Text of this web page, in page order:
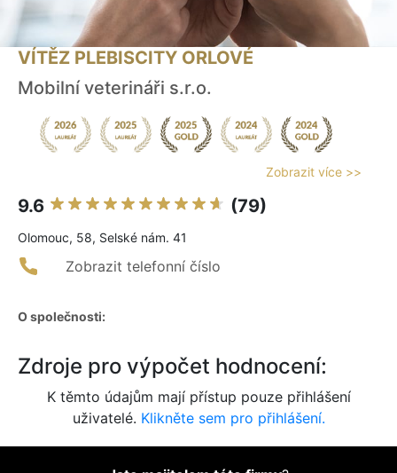
VÍTĚZ PLEBISCITY ORLOVÉ
Mobilní veterináři s.r.o.
Zobrazit více >>
9.6 (79)
Olomouc, 58, Selské nám. 41
Zobrazit telefonní číslo
O společnosti:
Zdroje pro výpočet hodnocení:
K těmto údajům mají přístup pouze přihlášení
uživatelé. Klikněte sem pro přihlášení.